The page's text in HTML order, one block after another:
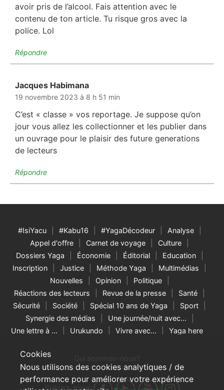
Cookies
Nous utilisons des cookies analytiques / de
performance pour améliorer votre expérience
avoir pris de l’alcool. Fais attention avec le
contenu de ton article. Tu risque gros avec la
police. Lol
Répondre
Jacques Habimana
19 novembre 2023 à 8 h 51 min
C’est « classe » vos reportage. Je suppose qu’on
jour vous allez les collectionner et les publier dans
un ouvrage pour le plaisir des future generations
de lecteurs
Répondre
#IsiYacu #Kabu16 #YagaDécodeur
Analyse
Appel d'offre
Carnet de voyage
Culture
Dossiers Yaga
Économie Éditorial
Education
Inscription
Justice Méthode Yaga
Multimédias
Nouvelles
Opinion
Politique
Réactions des lecteurs
Revue de la presse
Santé
Sécurité
Société Spécial 10 ans de Yaga
Sport
Synergie des médias
Une journée/nuit avec…
Une lettre à …
Urukundo Vivre avec… Yaga here